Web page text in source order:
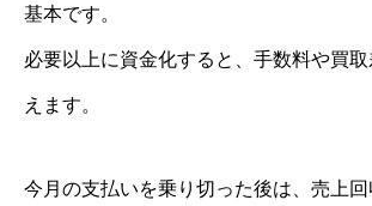
基本です。
必要以上に資金化すると、手数料や買
えます。
今月の支払いを乗り切った後は、売上回